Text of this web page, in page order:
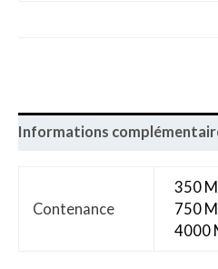
Informations
Contenance
350
750
4000